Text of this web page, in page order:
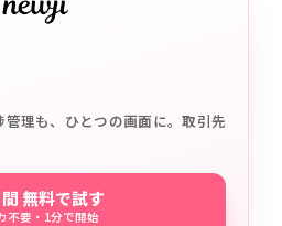
理も、ひとつの画面に。取引先
無料で試す
不要・1分で開始